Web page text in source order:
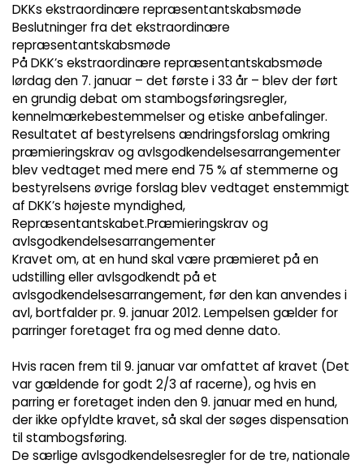
DKKs ekstraordinære repræsentantskabsmøde
Beslutninger fra det ekstraordinære
repræsentantskabsmøde
På DKK’s ekstraordinære repræsentantskabsmøde
lørdag den 7. januar – det første i 33 år – blev der ført
en grundig debat om stambogsføringsregler,
kennelmærkebestemmelser og etiske anbefalinger.
Resultatet af bestyrelsens ændringsforslag omkring
præmieringskrav og avlsgodkendelsesarrangementer
blev vedtaget med mere end 75 % af stemmerne og
bestyrelsens øvrige forslag blev vedtaget enstemmigt
af DKK’s højeste myndighed,
Repræsentantskabet.Præmieringskrav og
avlsgodkendelsesarrangementer
Kravet om, at en hund skal være præmieret på en
udstilling eller avlsgodkendt på et
avlsgodkendelsesarrangement, før den kan anvendes i
avl, bortfalder pr. 9. januar 2012. Lempelsen gælder for
parringer foretaget fra og med denne dato.
Hvis racen frem til 9. januar var omfattet af kravet (Det
var gældende for godt 2/3 af racerne), og hvis en
parring er foretaget inden den 9. januar med en hund,
der ikke opfyldte kravet, så skal der søges dispensation
til stambogsføring.
De særlige avlsgodkendelsesregler for de tre, nationale